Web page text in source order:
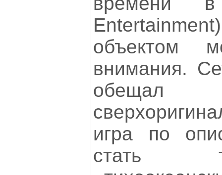
объектом
внимания.
игра по
стать